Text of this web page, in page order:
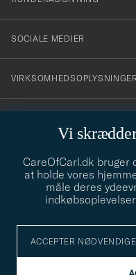
Vi
CareOfCarl.dk bruger
at holde vores
måle deres
ACCEPTER NØDVENDIGE
SOCIALE MEDIER
VIRKSOMHEDSOPLYSNINGER
info@careofcarl.dk
Behøver du hjælp til at
gerne til!
STILRÅD